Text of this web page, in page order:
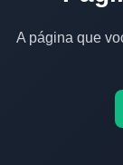
A página que